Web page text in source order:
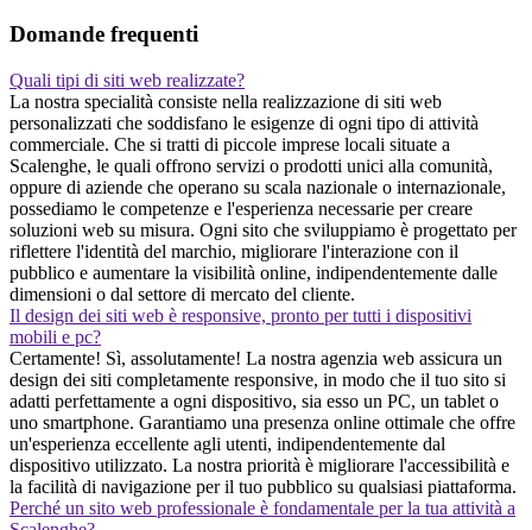
Domande frequenti
Quali tipi di siti web realizzate?
La nostra specialità consiste nella realizzazione di siti web
personalizzati che soddisfano le esigenze di ogni tipo di attività
commerciale. Che si tratti di piccole imprese locali situate a
Scalenghe, le quali offrono servizi o prodotti unici alla comunità,
oppure di aziende che operano su scala nazionale o internazionale,
possediamo le competenze e l'esperienza necessarie per creare
soluzioni web su misura. Ogni sito che sviluppiamo è progettato per
riflettere l'identità del marchio, migliorare l'interazione con il
pubblico e aumentare la visibilità online, indipendentemente dalle
dimensioni o dal settore di mercato del cliente.
Il design dei siti web è responsive, pronto per tutti i dispositivi
mobili e pc?
Certamente! Sì, assolutamente! La nostra agenzia web assicura un
design dei siti completamente responsive, in modo che il tuo sito si
adatti perfettamente a ogni dispositivo, sia esso un PC, un tablet o
uno smartphone. Garantiamo una presenza online ottimale che offre
un'esperienza eccellente agli utenti, indipendentemente dal
dispositivo utilizzato. La nostra priorità è migliorare l'accessibilità e
la facilità di navigazione per il tuo pubblico su qualsiasi piattaforma.
Perché un sito web professionale è fondamentale per la tua attività a